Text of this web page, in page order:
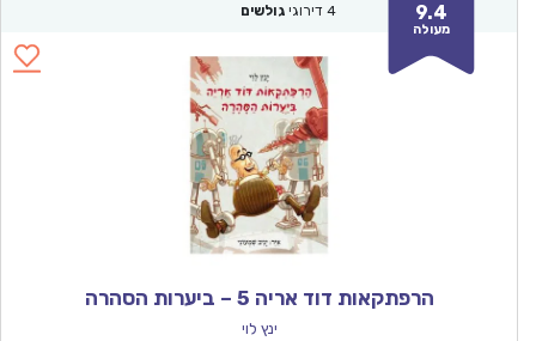
9.4
מעולה
4 דירוגי גולשים
הרפתקאות דוד אריה 5 – ביערות הסהרה
ינץ לוי